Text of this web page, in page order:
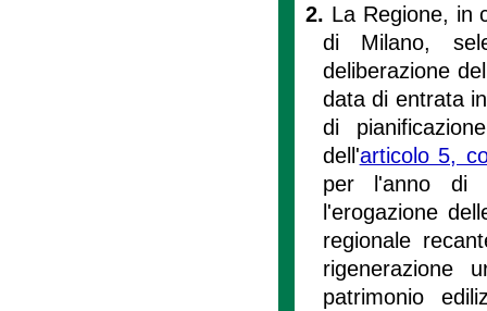
2. La Regione, in
di Milano,
deliberazione
data di entrata
di
dell'articolo 5,
per l'anno di
l'erogazione
regionale
rigenerazione
patrimonio